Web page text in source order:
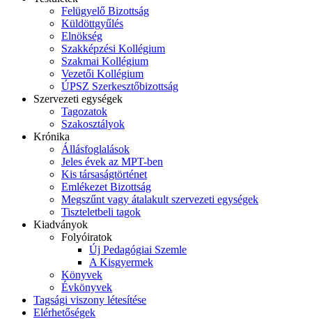
Felügyelő Bizottság
Küldöttgyűlés
Elnökség
Szakképzési Kollégium
Szakmai Kollégium
Vezetői Kollégium
ÚPSZ Szerkesztőbizottság
Szervezeti egységek
Tagozatok
Szakosztályok
Krónika
Állásfoglalások
Jeles évek az MPT-ben
Kis társaságtörténet
Emlékezet Bizottság
Megszűnt vagy átalakult szervezeti egységek
Tiszteletbeli tagok
Kiadványok
Folyóiratok
Új Pedagógiai Szemle
A Kisgyermek
Könyvek
Évkönyvek
Tagsági viszony létesítése
Elérhetőségek